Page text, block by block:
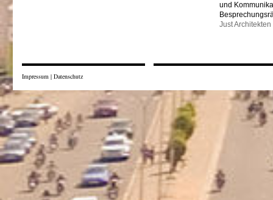
und
Just Architekten
Impressum | Datenschutz